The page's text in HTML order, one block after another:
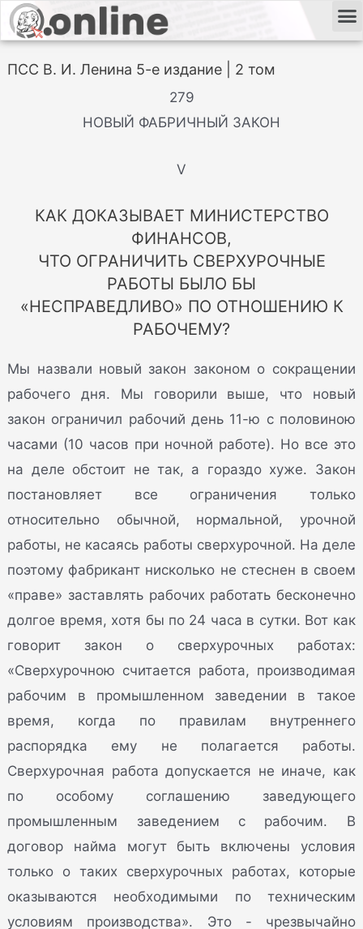
ПСС В. И. Ленина 5-е издание | 2 том
279
НОВЫЙ ФАБРИЧНЫЙ ЗАКОН
V
КАК ДОКАЗЫВАЕТ МИНИСТЕРСТВО
ФИНАНСОВ,
ЧТО ОГРАНИЧИТЬ СВЕРХУРОЧНЫЕ
РАБОТЫ БЫЛО БЫ
«НЕСПРАВЕДЛИВО» ПО ОТНОШЕНИЮ К
РАБОЧЕМУ?
Мы назвали новый закон законом о сокращении
рабочего дня. Мы говорили выше, что новый
закон ограничил рабочий день 11-ю с половиною
часами (10 часов при ночной работе). Но все это
на деле обстоит не так, а гораздо хуже. Закон
постановляет все ограничения только
относительно обычной, нормальной, урочной
работы, не касаясь работы сверхурочной. На деле
поэтому фабрикант нисколько не стеснен в своем
«праве» заставлять рабочих работать бесконечно
долгое время, хотя бы по 24 часа в сутки. Вот как
говорит закон о сверхурочных работах:
«Сверхурочною считается работа, производимая
рабочим в промышленном заведении в такое
время, когда по правилам внутреннего
распорядка ему не полагается работы.
Сверхурочная работа допускается не иначе, как
по особому соглашению заведующего
промышленным заведением с рабочим. В
договор найма могут быть включены условия
только о таких сверхурочных работах, которые
оказываются необходимыми по техническим
условиям производства». Это - чрезвычайно